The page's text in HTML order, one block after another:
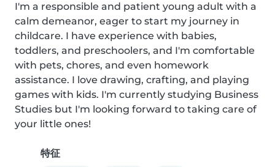
I'm a responsible and patient young adult with a
calm demeanor, eager to start my journey in
childcare. I have experience with babies,
toddlers, and preschoolers, and I'm comfortable
with pets, chores, and even homework
assistance. I love drawing, crafting, and playing
games with kids. I'm currently studying Business
Studies but I'm looking forward to taking care of
your little ones!
特征